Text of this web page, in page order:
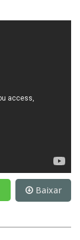
Baixar